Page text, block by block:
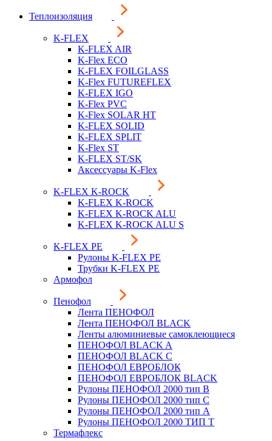
Теплоизоляция
K-FLEX
K-FLEX AIR
K-Flex ECO
K-FLEX FOILGLASS
K-Flex FUTUREFLEX
K-FLEX IGO
K-Flex PVC
K-Flex SOLAR HT
K-FLEX SOLID
K-FLEX SPLIT
K-Flex ST
K-FLEX ST/SK
Аксессуары K-Flex
K-FLEX K-ROCK
K-FLEX K-ROCK
K-FLEX K-ROCK ALU
K-FLEX K-ROCK ALU S
K-FLEX PE
Рулоны K-FLEX PE
Трубки K-FLEX PE
Армофол
Пенофол
Лента ПЕНОФОЛ
Лента ПЕНОФОЛ BLACK
Ленты алюминиевые самоклеющиеся
ПЕНОФОЛ BLACK A
ПЕНОФОЛ BLACK С
ПЕНОФОЛ ЕВРОБЛОК
ПЕНОФОЛ ЕВРОБЛОК BLACK
Рулоны ПЕНОФОЛ 2000 тип B
Рулоны ПЕНОФОЛ 2000 тип C
Рулоны ПЕНОФОЛ 2000 тип А
Рулоны ПЕНОФОЛ 2000 ТИП Т
Термафлекс